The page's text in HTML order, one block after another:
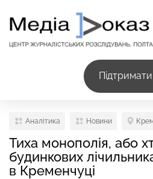
Аналітика Новини
Тиха монополія, або
будинкових
в Кременчуці